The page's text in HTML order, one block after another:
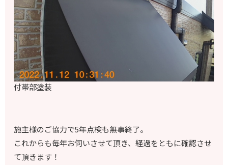
付帯部塗装
施主様のご協力で5年点検も無事終了。
これからも毎年お伺いさせて頂き、経過をともに確認させ
て頂きます！